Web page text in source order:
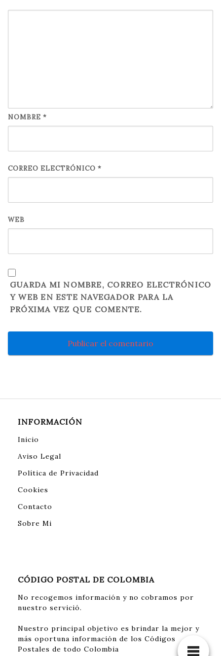
NOMBRE *
CORREO ELECTRÓNICO *
WEB
GUARDA MI NOMBRE, CORREO ELECTRÓNICO
Y WEB EN ESTE NAVEGADOR PARA LA
PRÓXIMA VEZ QUE COMENTE.
INFORMACIÓN
Inicio
Aviso Legal
Política de Privacidad
Cookies
Contacto
Sobre Mi
CÓDIGO POSTAL DE COLOMBIA
No recogemos información y no cobramos por
nuestro servició.
Nuestro principal objetivo es brindar la mejor y
más oportuna información de los Códigos
Postales de todo Colombia